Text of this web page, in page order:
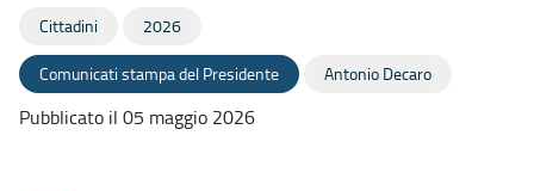
Cittadini 2026
Comunicati stampa del Presidente Antonio Decaro
Pubblicato il 05 maggio 2026